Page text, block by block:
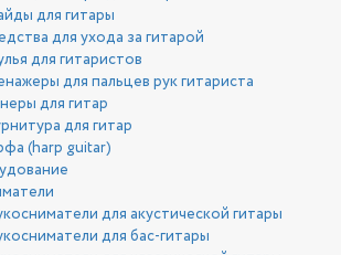
для гитары
для ухода за гитарой
для гитаристов
для пальцев рук гитариста
для гитар
для гитар
(harp guitar)
для акустической гитары
для бас-гитары